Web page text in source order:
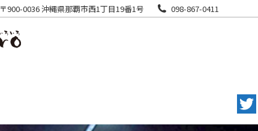
〒900-0036 沖縄県那覇市西1丁目19番1号 098-867-0411